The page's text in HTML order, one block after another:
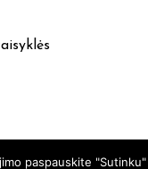
paspauskite